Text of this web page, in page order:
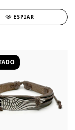
ESPIAR